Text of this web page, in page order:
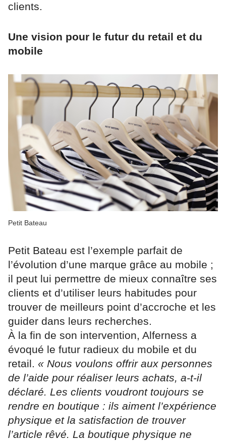
clients.
Une vision pour le futur du retail et du
mobile
Petit Bateau
Petit Bateau est l’exemple parfait de
l’évolution d’une marque grâce au mobile ;
il peut lui permettre de mieux connaître ses
clients et d’utiliser leurs habitudes pour
trouver de meilleurs point d’accroche et les
guider dans leurs recherches.
À la fin de son intervention, Alferness a
évoqué le futur radieux du mobile et du
retail. « Nous voulons offrir aux personnes
de l’aide pour réaliser leurs achats, a-t-il
déclaré. Les clients voudront toujours se
rendre en boutique : ils aiment l’expérience
physique et la satisfaction de trouver
l’article rêvé. La boutique physique ne